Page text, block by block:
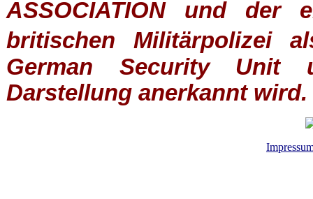
ASSOCIATIONund der
britischen
Militärpolizei
German Security Unit
Darstellung anerkannt wird.